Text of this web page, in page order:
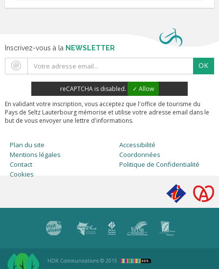
Inscrivez-vous à la NEWSLETTER
OK
reCAPTCHA is disabled.
✓ Allow
En validant votre inscription, vous acceptez que l'office de tourisme du
Pays de Seltz Lauterbourg mémorise et utilise votre adresse email dans le
but de vous envoyer une lettre d'informations.
Plan du site
Accessibilité
Mentions légales
Coordonnées
Contact
Politique de Confidentialité
Cookies
HDR Communications © 2015